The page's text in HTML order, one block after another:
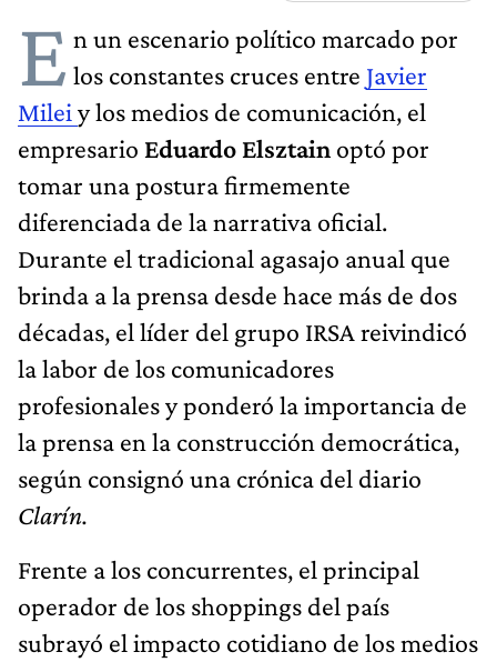
E n un escenario político marcado por
los constantes cruces entre Javier
Milei y los medios de comunicación, el
empresario Eduardo Elsztain optó por
tomar una postura firmemente
diferenciada de la narrativa oficial.
Durante el tradicional agasajo anual que
brinda a la prensa desde hace más de dos
décadas, el líder del grupo IRSA reivindicó
la labor de los comunicadores
profesionales y ponderó la importancia de
la prensa en la construcción democrática,
según consignó una crónica del diario
Clarín.
Frente a los concurrentes, el principal
operador de los shoppings del país
subrayó el impacto cotidiano de los medios